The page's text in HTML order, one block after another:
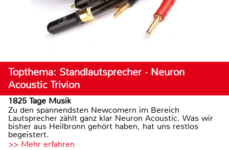
Topthema: Standlautsprecher · Neuron
Acoustic Trivion
1825 Tage Musik
Zu den spannendsten Newcomern im Bereich
Lautsprecher zählt ganz klar Neuron Acoustic. Was wir
bisher aus Heilbronn gehört haben, hat uns restlos
begeistert.
>> Mehr erfahren